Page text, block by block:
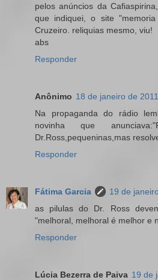
pelos anúncios da
que indiquei, o site
Cruzeiro. reliquias mesmo, viu!
abs
Responder
Anônimo 18 de janeiro de
Na propaganda do rádio
novinha que
Dr.Ross,pequeninas,mas
Responder
Fátima Garcia
19 de
as pilulas do Dr. Ross
"melhoral, melhoral é melhor e
Responder
Lúcia Bezerra de Paiva 19 de